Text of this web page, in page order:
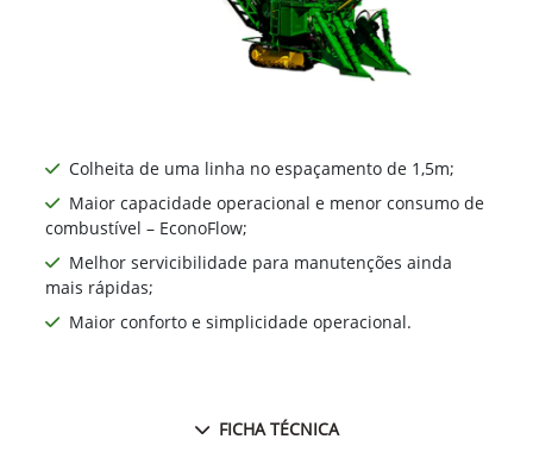
Colheita de uma linha no espaçamento de 1,5m;
Maior capacidade operacional e menor consumo de
combustível – EconoFlow;
Melhor servicibilidade para manutenções ainda
mais rápidas;
Maior conforto e simplicidade operacional.
FICHA TÉCNICA